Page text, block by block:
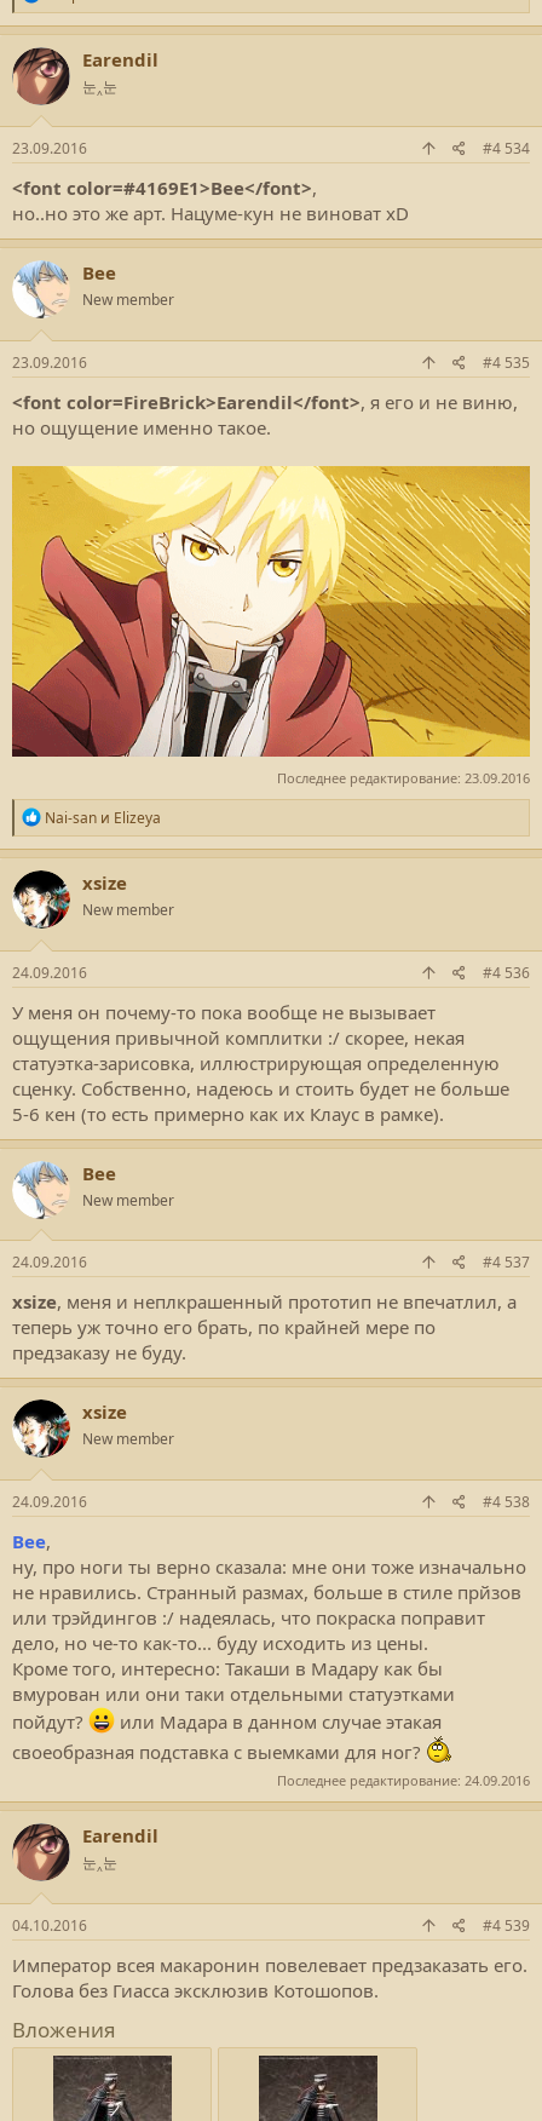
е
а
к
ц
и
и
:
Earendil
눈‸눈
23.09.2016 #4 534
<font color=#4169E1>Bee</font>,
но..но это же арт. Нацуме-кун не виноват xD
Bee
New member
23.09.2016 #4 535
<font color=FireBrick>Earendil</font>, я его и не виню,
но ощущение именно такое.
Последнее редактирование: 23.09.2016
Р
е
а
к
ц
и
и
:
Nai-san и Elizeya
xsize
New member
24.09.2016 #4 536
У меня он почему-то пока вообще не вызывает
ощущения привычной комплитки :/ скорее, некая
статуэтка-зарисовка, иллюстрирующая определенную
сценку. Собственно, надеюсь и стоить будет не больше
5-6 кен (то есть примерно как их Клаус в рамке).
Bee
New member
24.09.2016 #4 537
xsize, меня и неплкрашенный прототип не впечатлил, а
теперь уж точно его брать, по крайней мере по
предзаказу не буду.
xsize
New member
24.09.2016 #4 538
Bee,
ну, про ноги ты верно сказала: мне они тоже изначально
не нравились. Странный размах, больше в стиле прйзов
или трэйдингов :/ надеялась, что покраска поправит
дело, но че-то как-то... буду исходить из цены.
Кроме того, интересно: Такаши в Мадару как бы
вмурован или они таки отдельными статуэтками
пойдут?
или Мадара в данном случае этакая
своеобразная подставка с выемками для ног?
Последнее редактирование: 24.09.2016
Earendil
눈‸눈
04.10.2016 #4 539
Император всея макаронин повелевает предзаказать его.
Голова без Гиасса эксклюзив Котошопов.
Вложения